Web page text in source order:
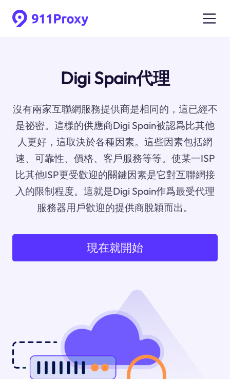
Digi Spain代理
沒有兩家互聯網服務提供商是相同的，這已經不
是祕密。這樣的供應商Digi Spain被認爲比其他
人更好，這取決於各種因素。這些因素包括網
速、可靠性、價格、客戶服務等等。使某一ISP
比其他ISP更受歡迎的關鍵因素是它對互聯網接
入的限制程度。這就是Digi Spain作爲最受代理
服務器用戶歡迎的提供商脫穎而出。
現在就開始